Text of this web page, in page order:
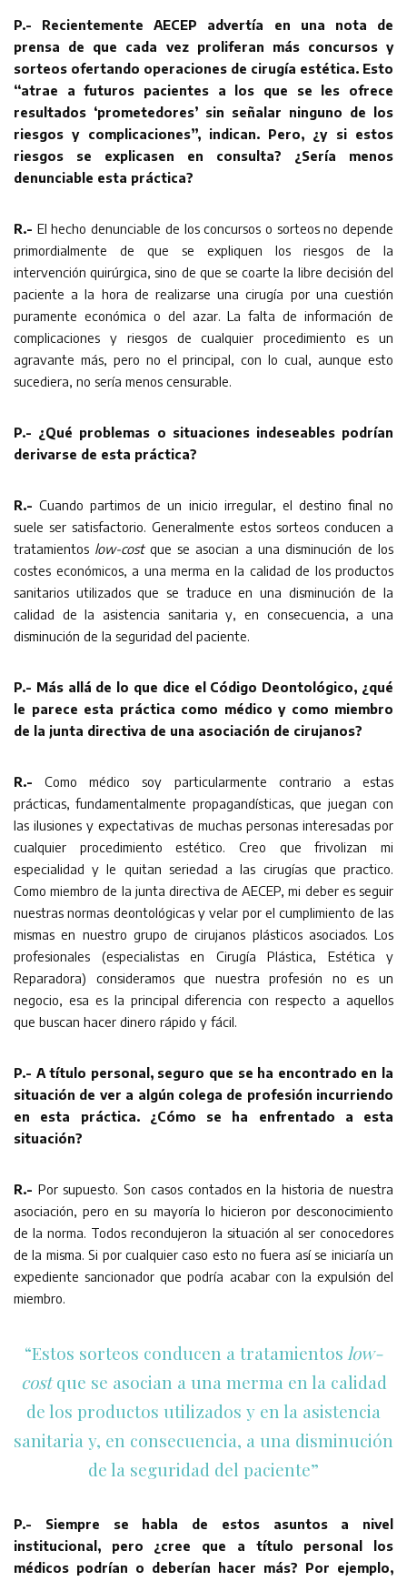
P.- Recientemente AECEP advertía en una nota de
prensa de que cada vez proliferan más concursos y
sorteos ofertando operaciones de cirugía estética. Esto
“atrae a futuros pacientes a los que se les ofrece
resultados ‘prometedores’ sin señalar ninguno de los
riesgos y complicaciones”, indican. Pero, ¿y si estos
riesgos se explicasen en consulta? ¿Sería menos
denunciable esta práctica?
R.- El hecho denunciable de los concursos o sorteos no depende
primordialmente de que se expliquen los riesgos de la
intervención quirúrgica, sino de que se coarte la libre decisión del
paciente a la hora de realizarse una cirugía por una cuestión
puramente económica o del azar. La falta de información de
complicaciones y riesgos de cualquier procedimiento es un
agravante más, pero no el principal, con lo cual, aunque esto
sucediera, no sería menos censurable.
P.- ¿Qué problemas o situaciones indeseables podrían
derivarse de esta práctica?
R.-Cuando partimos de un inicio irregular, el destino final no
suele ser satisfactorio. Generalmente estos sorteos conducen a
tratamientos low-cost que se asocian a una disminución de los
costes económicos, a una merma en la calidad de los productos
sanitarios utilizados que se traduce en una disminución de la
calidad de la asistencia sanitaria y, en consecuencia, a una
disminución de la seguridad del paciente.
P.- Más allá de lo que dice el Código Deontológico, ¿qué
le parece esta práctica como médico y como miembro
de la junta directiva de una asociación de cirujanos?
R.- Como médico soy particularmente contrario a estas
prácticas, fundamentalmente propagandísticas, que juegan con
las ilusiones y expectativas de muchas personas interesadas por
cualquier procedimiento estético. Creo que frivolizan mi
especialidad y le quitan seriedad a las cirugías que practico.
Como miembro de la junta directiva de AECEP, mi deber es seguir
nuestras normas deontológicas y velar por el cumplimiento de las
mismas en nuestro grupo de cirujanos plásticos asociados. Los
profesionales (especialistas en Cirugía Plástica, Estética y
Reparadora) consideramos que nuestra profesión no es un
negocio, esa es la principal diferencia con respecto a aquellos
que buscan hacer dinero rápido y fácil.
P.- A título personal, seguro que se ha encontrado en la
situación de ver a algún colega de profesión incurriendo
en esta práctica. ¿Cómo se ha enfrentado a esta
situación?
R.- Por supuesto. Son casos contados en la historia de nuestra
asociación, pero en su mayoría lo hicieron por desconocimiento
de la norma. Todos recondujeron la situación al ser conocedores
de la misma. Si por cualquier caso esto no fuera así se iniciaría un
expediente sancionador que podría acabar con la expulsión del
miembro.
“Estos sorteos conducen a tratamientoslow-
costque se asocian a una merma en la calidad
de los productos utilizados y en la asistencia
sanitaria y, en consecuencia, a una disminución
de la seguridad del paciente”
P.- Siempre se habla de estos asuntos a nivel
institucional, pero ¿cree que a título personal los
médicos podrían o deberían hacer más? Por ejemplo,